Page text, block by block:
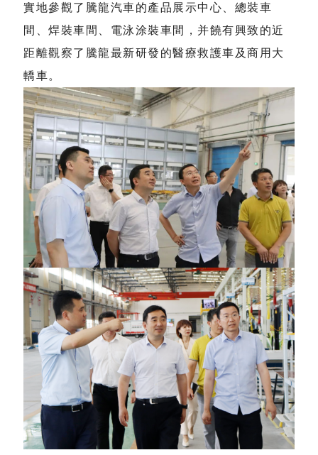
實地參觀了騰龍汽車的產品展示中心、總裝車
間、焊裝車間、電泳涂裝車間，并饒有興致的近
距離觀察了騰龍最新研發的醫療救護車及商用大
轎車。